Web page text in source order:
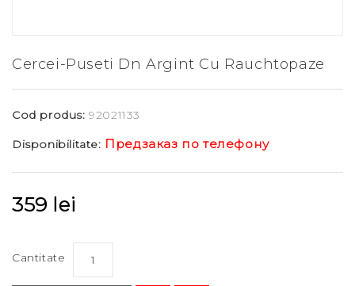
Cercei-Puseti Dn Argint Cu Rauchtopaze
Cod produs:92021133
Disponibilitate: Предзаказ по телефону
359 lei
Cantitate